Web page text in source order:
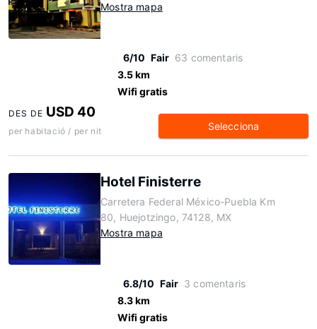
Mostra mapa
6/10 Fair 63 comentaris
3.5 km
Wifi gratis
DES DE USD 40
per habitació / per nit Selecciona
Hotel Finisterre
Carretera Federal México-Puebla Km
80, Huejotzingo, 74128, MX
Mostra mapa
6.8/10 Fair 3 comentaris
8.3 km
Wifi gratis